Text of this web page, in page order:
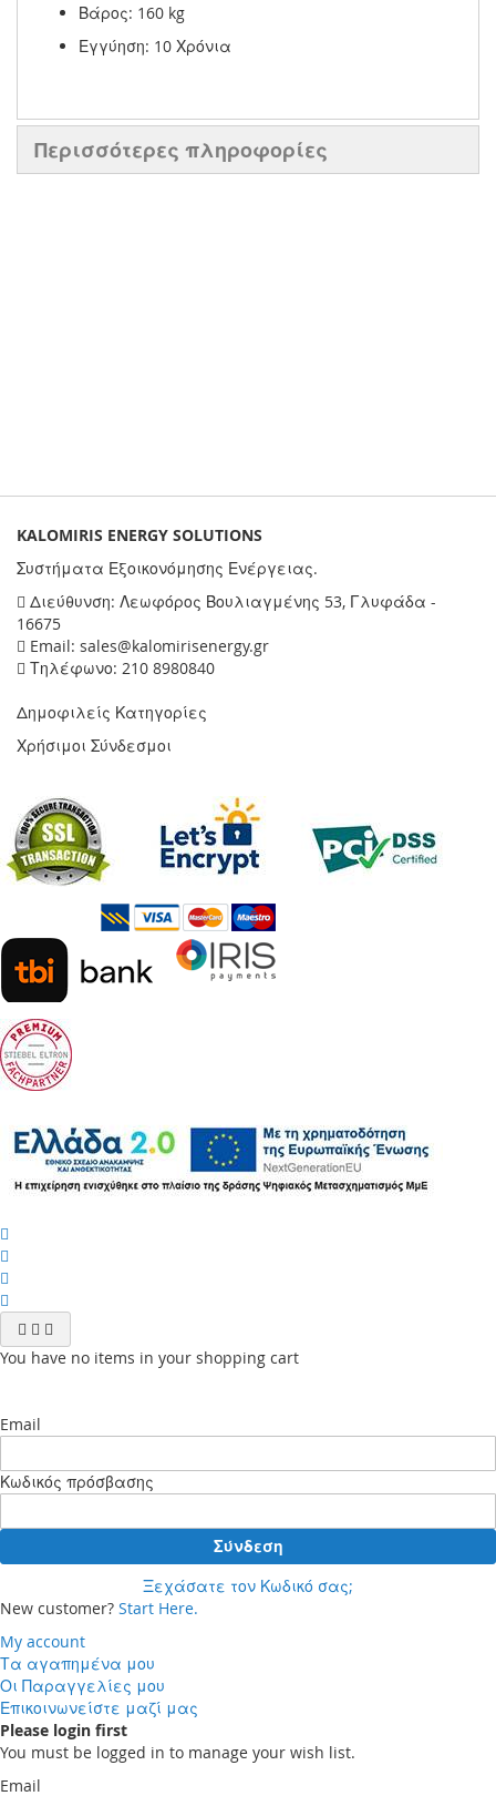
Βάρος: 160 kg
Εγγύηση: 10 Χρόνια
Περισσότερες πληροφορίες
KALOMIRIS ENERGY SOLUTIONS
Συστήματα Εξοικονόμησης Ενέργειας.
Διεύθυνση: Λεωφόρος Βουλιαγμένης 53, Γλυφάδα -
16675
Email: sales@kalomirisenergy.gr
Τηλέφωνο: 210 8980840
Δημοφιλείς Κατηγορίες
Χρήσιμοι Σύνδεσμοι
You have no items in your shopping cart
Email
Κωδικός πρόσβασης
Σύνδεση
Ξεχάσατε τον Κωδικό σας;
New customer? Start Here.
My account
Τα αγαπημένα μου
Οι Παραγγελίες μου
Επικοινωνείστε μαζί μας
Please login first
You must be logged in to manage your wish list.
Email